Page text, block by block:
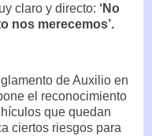
claro y directo: ‘No
nos merecemos’.
de Auxilio en
el reconocimiento
que quedan
ciertos riesgos para